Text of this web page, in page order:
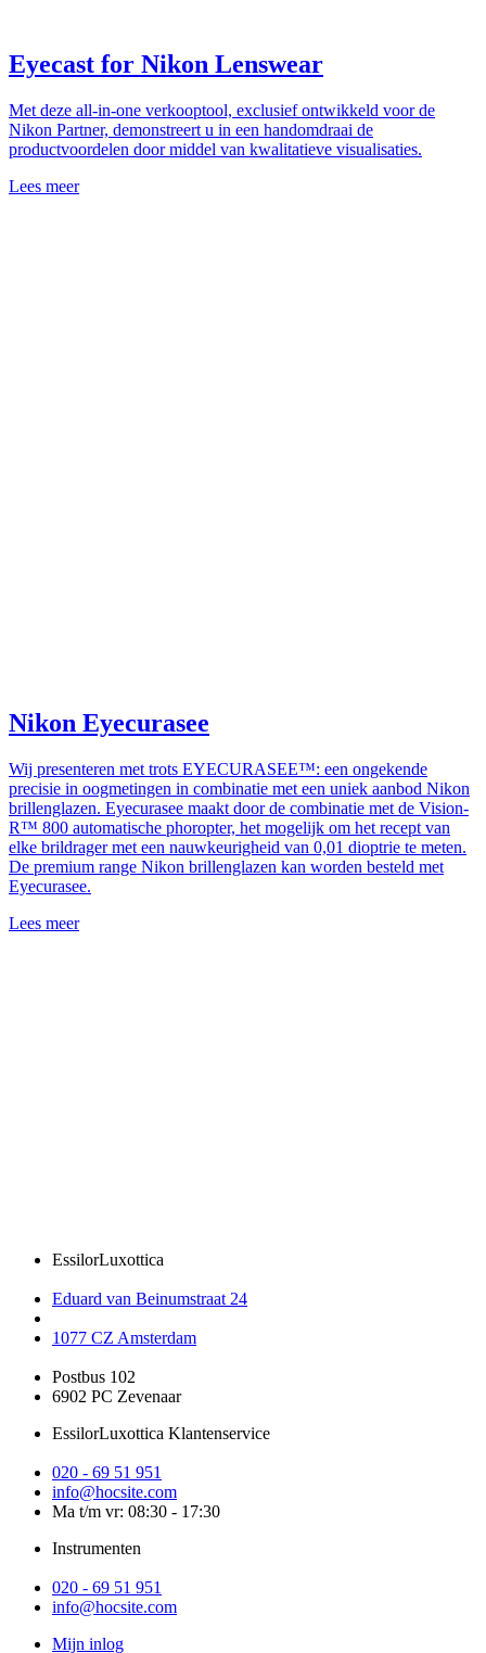
Eyecast for Nikon Lenswear
Met deze all-in-one verkooptool, exclusief ontwikkeld voor de
Nikon Partner, demonstreert u in een handomdraai de
productvoordelen door middel van kwalitatieve visualisaties.
Lees meer
Nikon Eyecurasee
Wij presenteren met trots EYECURASEE™: een ongekende
precisie in oogmetingen in combinatie met een uniek aanbod Nikon
brillenglazen. Eyecurasee maakt door de combinatie met de Vision-
R™ 800 automatische phoropter, het mogelijk om het recept van
elke brildrager met een nauwkeurigheid van 0,01 dioptrie te meten.
De premium range Nikon brillenglazen kan worden besteld met
Eyecurasee.
Lees meer
EssilorLuxottica
Eduard van Beinumstraat 24
1077 CZ Amsterdam
Postbus 102
6902 PC Zevenaar
EssilorLuxottica Klantenservice
020 - 69 51 951
info@hocsite.com
Ma t/m vr: 08:30 - 17:30
Instrumenten
020 - 69 51 951
info@hocsite.com
Mijn inlog